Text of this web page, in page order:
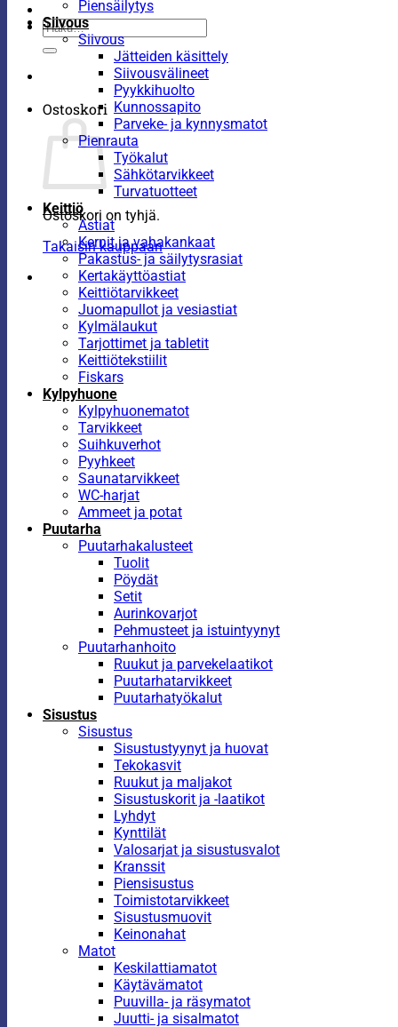
Etsi:
Ostoskori
Ostoskori on tyhjä.
Takaisin kauppaan
Piensäilytys
Siivous
Siivous
Jätteiden käsittely
Siivousvälineet
Pyykkihuolto
Kunnossapito
Parveke- ja kynnysmatot
Pienrauta
Työkalut
Sähkötarvikkeet
Turvatuotteet
Keittiö
Astiat
Kernit ja vahakankaat
Pakastus- ja säilytysrasiat
Kertakäyttöastiat
Keittiötarvikkeet
Juomapullot ja vesiastiat
Kylmälaukut
Tarjottimet ja tabletit
Keittiötekstiilit
Fiskars
Kylpyhuone
Kylpyhuonematot
Tarvikkeet
Suihkuverhot
Pyyhkeet
Saunatarvikkeet
WC-harjat
Ammeet ja potat
Puutarha
Puutarhakalusteet
Tuolit
Pöydät
Setit
Aurinkovarjot
Pehmusteet ja istuintyynyt
Puutarhanhoito
Ruukut ja parvekelaatikot
Puutarhatarvikkeet
Puutarhatyökalut
Sisustus
Sisustus
Sisustustyynyt ja huovat
Tekokasvit
Ruukut ja maljakot
Sisustuskorit ja -laatikot
Lyhdyt
Kynttilät
Valosarjat ja sisustusvalot
Kranssit
Piensisustus
Toimistotarvikkeet
Sisustusmuovit
Keinonahat
Matot
Keskilattiamatot
Käytävämatot
Puuvilla- ja räsymatot
Juutti- ja sisalmatot